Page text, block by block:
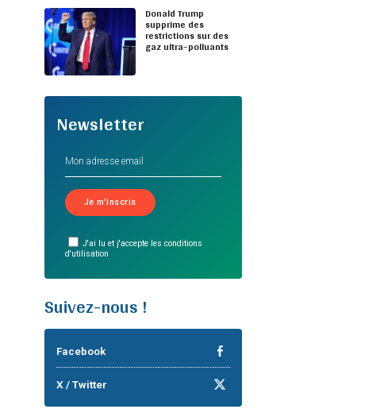
Donald Trump
supprime des
restrictions sur des
gaz ultra-polluants
Newsletter
J'ai lu et j'accepte les conditions
d'utilisation
Suivez-nous !
Facebook
X / Twitter